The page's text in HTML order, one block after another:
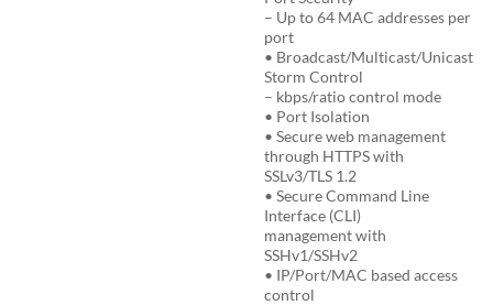
– Up to 64 MAC addresses per
port
• Broadcast/Multicast/Unicast
Storm Control
– kbps/ratio control mode
• Port Isolation
• Secure web management
through HTTPS with
SSLv3/TLS 1.2
• Secure Command Line
Interface (CLI)
management with
SSHv1/SSHv2
• IP/Port/MAC based access
control